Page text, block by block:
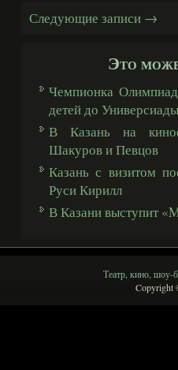
Следующие записи →
Это
Чемпионка
детей до Универсиады
В Казань на
Шакуров и Певцов
Казань с визитом
Руси Кирилл
В Казани выступит
Театр, кино, шоу-
Copyright